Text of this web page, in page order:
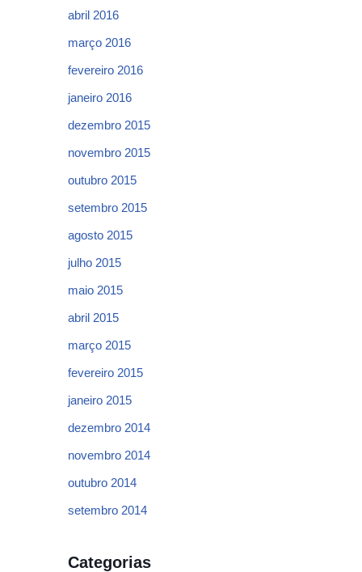
abril 2016
março 2016
fevereiro 2016
janeiro 2016
dezembro 2015
novembro 2015
outubro 2015
setembro 2015
agosto 2015
julho 2015
maio 2015
abril 2015
março 2015
fevereiro 2015
janeiro 2015
dezembro 2014
novembro 2014
outubro 2014
setembro 2014
Categorias